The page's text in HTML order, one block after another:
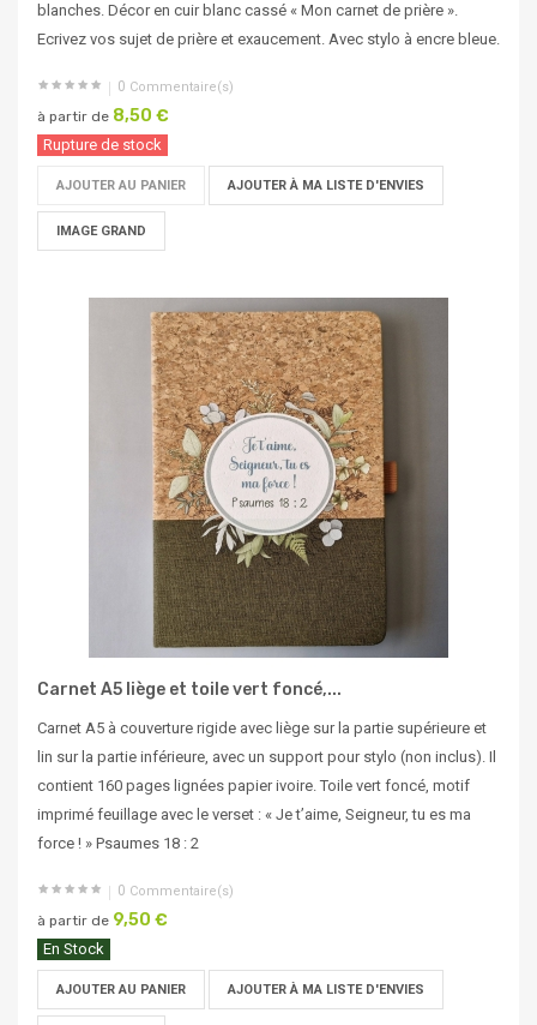
blanches. Décor en cuir blanc cassé « Mon carnet de prière ».
Ecrivez vos sujet de prière et exaucement. Avec stylo à encre bleue.
0 Commentaire(s)
à partir de 8,50 €
Rupture de stock
AJOUTER AU PANIER AJOUTER À MA LISTE D'ENVIES
IMAGE GRAND
Carnet A5 liège et toile vert foncé,...
Carnet A5 à couverture rigide avec liège sur la partie supérieure et
lin sur la partie inférieure, avec un support pour stylo (non inclus). Il
contient 160 pages lignées papier ivoire. Toile vert foncé, motif
imprimé feuillage avec le verset : « Je t’aime, Seigneur, tu es ma
force ! » Psaumes 18 : 2
0 Commentaire(s)
à partir de 9,50 €
En Stock
AJOUTER AU PANIER AJOUTER À MA LISTE D'ENVIES